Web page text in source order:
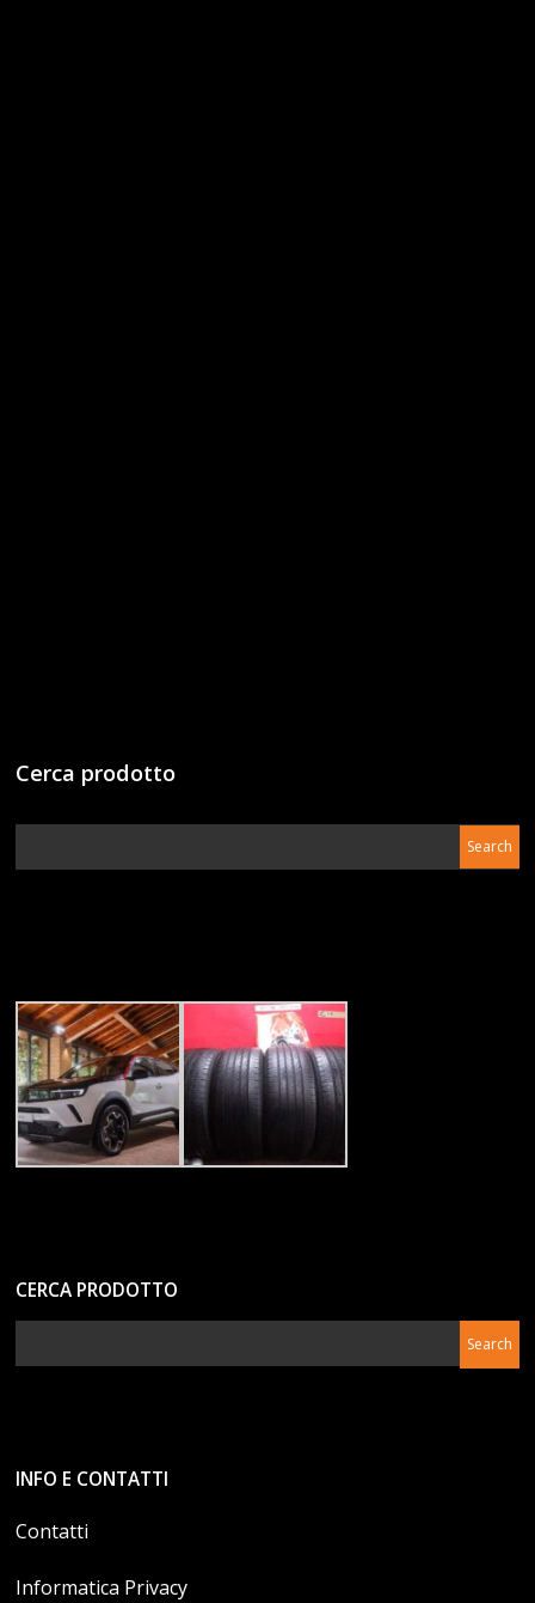
Cerca prodotto
CERCA PRODOTTO
INFO E CONTATTI
Contatti
Informatica Privacy